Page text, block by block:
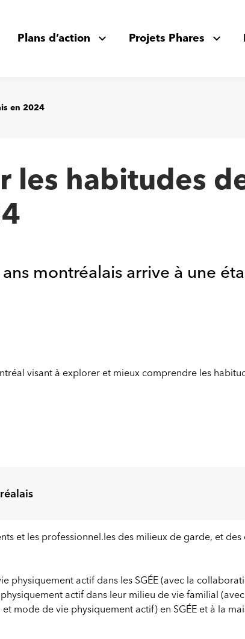
Plans d’action Projets Phares
en 2024
les habitudes
montréalais arrive à une
visant à explorer et mieux comprendre les
et les professionnel.les des milieux de garde, et des
actif dans les SGÉE (avec la
actif dans leur milieu de vie familial
mode de vie physiquement actif) en SGÉE et à la